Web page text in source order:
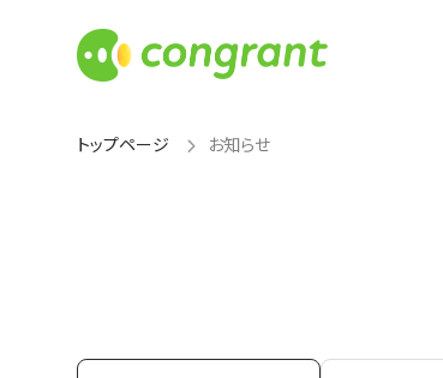
トップページ お知らせ